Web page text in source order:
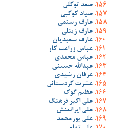
صمد توکلی
صیاد کوکبی
عارف رستمی
عارف زینلی
عارف سعیدیان
عباس زراعت کار
عباس محمدی
عبدالله حسینی
عرفان رشیدی
عشرت کردستانی
عظیم گوک
علی اکبر فرهنگ
علی ایرانمنش
علی پورمحمد